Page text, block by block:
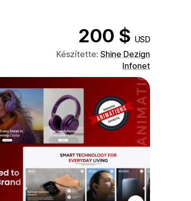
200 $ USD
Készítette: Shine Dezign
Infonet